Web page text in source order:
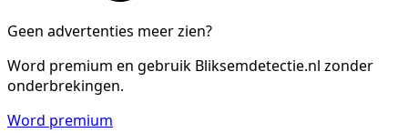
Geen advertenties meer zien?
Word premium en gebruik Bliksemdetectie.nl zonder
onderbrekingen.
Word premium